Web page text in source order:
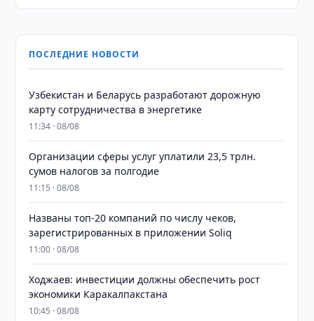
ПОСЛЕДНИЕ НОВОСТИ
Узбекистан и Беларусь разработают дорожную
карту сотрудничества в энергетике
11:34 · 08/08
Организации сферы услуг уплатили 23,5 трлн.
сумов налогов за полгодие
11:15 · 08/08
Названы топ-20 компаний по числу чеков,
зарегистрированных в приложении Soliq
11:00 · 08/08
Ходжаев: инвестиции должны обеспечить рост
экономики Каракалпакстана
10:45 · 08/08